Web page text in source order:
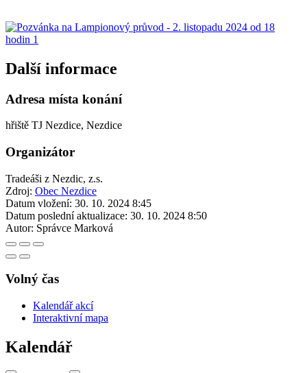
Další informace
Adresa místa konání
hřiště TJ Nezdice, Nezdice
Organizátor
Tradeáši z Nezdic, z.s.
Zdroj: Obec Nezdice
Datum vložení: 30. 10. 2024 8:45
Datum poslední aktualizace: 30. 10. 2024 8:50
Autor: Správce Marková
Volný čas
Kalendář akcí
Interaktivní mapa
Kalendář